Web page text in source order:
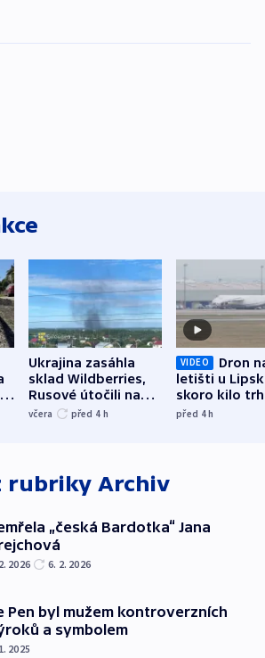
Ukrajina zasáhla
sklad Wildberries,
Rusové útočili na
trh, hasiče či
včera před 4 h
VIDEO
Dron
letišti u
skoro kilo
indicie
před 4h
rubriky Archiv
„česká Bardotka“ Jana
2026 6. 2. 2026
Pen byl mužem kontroverzních
a symbolem
2025